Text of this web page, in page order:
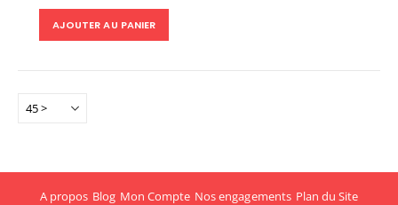
AJOUTER AU PANIER
A propos Blog Mon Compte Nos engagements Plan du Site